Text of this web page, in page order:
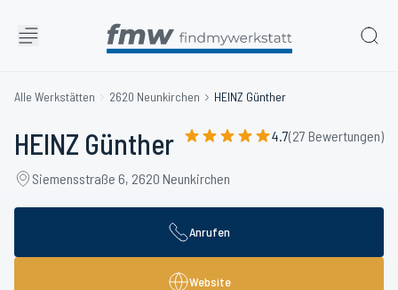
Alle Werkstätten 2620 Neunkirchen HEINZ Günther
HEINZ Günther 4.7(27 Bewertungen)
Siemensstraße 6, 2620 Neunkirchen
Anrufen
Website